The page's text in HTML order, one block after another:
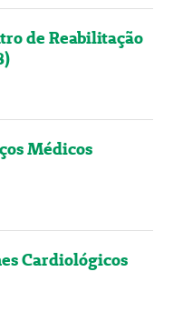
de Reabilitação
Médicos
Cardiológicos